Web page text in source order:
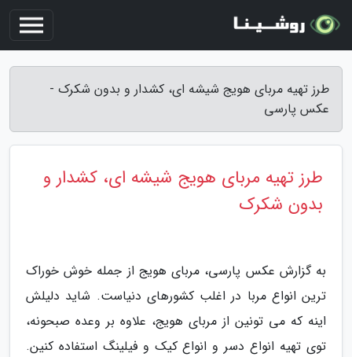
طرز تهیه مربای هویج شیشه ای، کشدار و بدون شکرک -
عکس پارسی
طرز تهیه مربای هویج شیشه ای، کشدار و
بدون شکرک
به گزارش عکس پارسی، مربای هویج از جمله خوش خوراک
ترین انواع مربا در اغلب کشورهای دنیاست. شاید دلیلش
اینه که می تونین از مربای هویج، علاوه بر وعده صبحونه،
توی تهیه انواع دسر و انواع کیک و فیلینگ استفاده کنین.